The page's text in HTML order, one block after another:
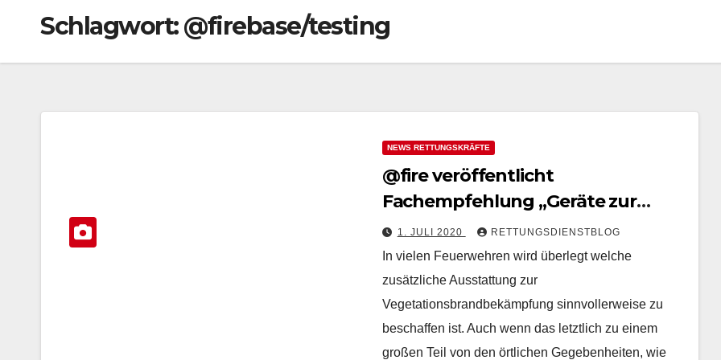
Schlagwort:@firebase/testing
NEWS RETTUNGSKRÄFTE
@fire veröffentlicht
Fachempfehlung „Geräte zur
Vegetationsbrandbekämpfung“
1. JULI 2020 RETTUNGSDIENSTBLOG
In vielen Feuerwehren wird überlegt welche
zusätzliche Ausstattung zur
Vegetationsbrandbekämpfung sinnvollerweise zu
beschaffen ist. Auch wenn das letztlich zu einem
großen Teil von den örtlichen Gegebenheiten, wie